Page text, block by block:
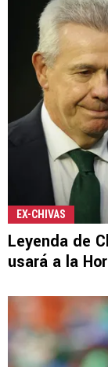
EX-CHIVAS
Leyenda de
usará a la